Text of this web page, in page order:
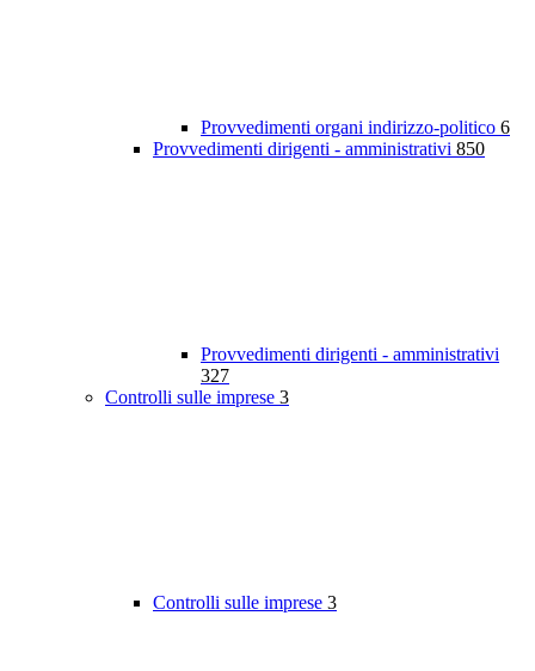
Provvedimenti organi indirizzo-politico 6
Provvedimenti dirigenti - amministrativi 850
Provvedimenti dirigenti - amministrativi
327
Controlli sulle imprese 3
Controlli sulle imprese 3